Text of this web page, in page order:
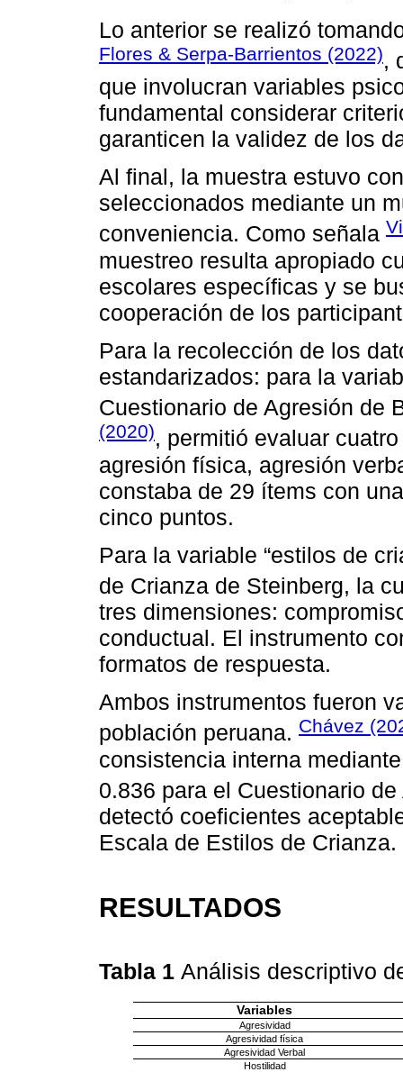
Lo anterior se realizó
Flores & Serpa-Barrientos (2022),
que involucran variables
fundamental considerar
garanticen la validez de los
Al final, la muestra estuvo
seleccionados mediante un
conveniencia. Como señala
muestreo resulta apropiado
escolares específicas y se
cooperación de los
Para la recolección de los
estandarizados: para la
Cuestionario de Agresión de
(2020), permitió evaluar
agresión física, agresión
constaba de 29 ítems con
cinco puntos.
Para la variable “estilos de
de Crianza de Steinberg, la
tres dimensiones:
conductual. El instrumento
formatos de respuesta.
Ambos instrumentos fueron
población peruana. Chávez
consistencia interna
0.836 para el Cuestionario
detectó coeficientes
Escala de Estilos de Crianza.
RESULTADOS
Tabla 1 Análisis descriptivo
Variables
Agresividad
Agresividad física
Agresividad Verbal
Hostilidad